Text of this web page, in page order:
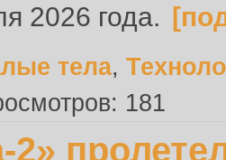
2026 года.
тела,
181
2»